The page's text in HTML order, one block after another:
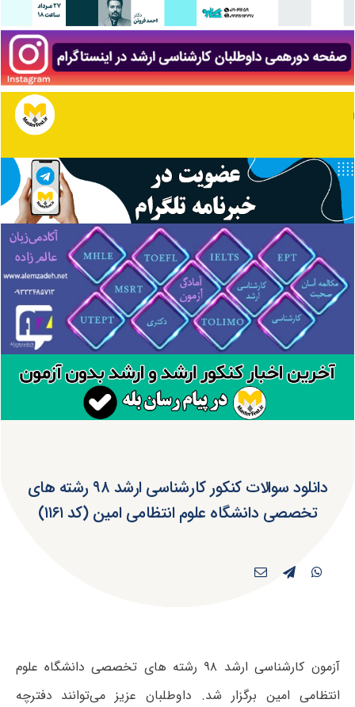
دانلود سوالات کنکور کارشناسی ارشد ۹۸ رﺷﺘﻪ ﻫﺎی
تخصصی داﻧﺸﮕﺎه ﻋﻠﻮم اﻧﺘﻈﺎمی اﻣﻴﻦ (کد ۱۱۶۱)
آزمون کارشناسی ارشد ۹۸ رﺷﺘﻪ ﻫﺎی تخصصی داﻧﺸﮕﺎه ﻋﻠﻮم
اﻧﺘﻈﺎمی اﻣﻴﻦ برگزار شد. داوطلبان عزیز می‌توانند دفترچه